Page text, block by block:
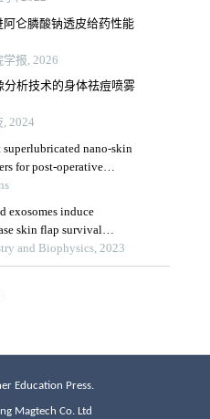
Education Press.
Magtech Co. Ltd